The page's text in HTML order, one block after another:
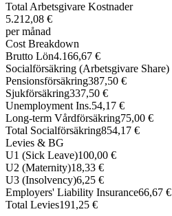
Total Arbetsgivare Kostnader
5.212,08 €
per månad
Cost Breakdown
Brutto Lön4.166,67 €
Socialförsäkring (Arbetsgivare Share)
Pensionsförsäkring387,50 €
Sjukförsäkring337,50 €
Unemployment Ins.54,17 €
Long-term Vårdförsäkring75,00 €
Total Socialförsäkring854,17 €
Levies & BG
U1 (Sick Leave)100,00 €
U2 (Maternity)18,33 €
U3 (Insolvency)6,25 €
Employers' Liability Insurance66,67 €
Total Levies191,25 €